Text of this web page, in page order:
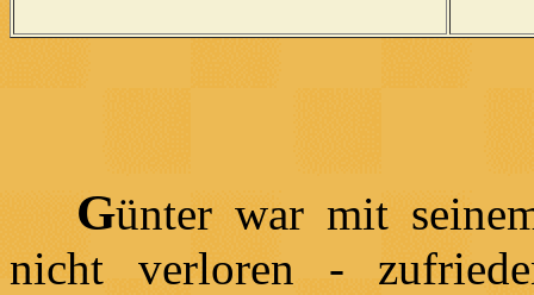
Günter war mit
nicht verloren -